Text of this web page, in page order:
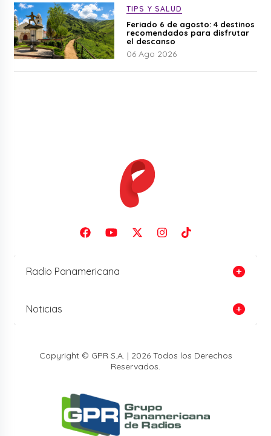
TIPS Y SALUD
Feriado 6 de agosto: 4 destinos
recomendados para disfrutar
el descanso
06 Ago 2026
Radio Panamericana
Noticias
Copyright © GPR S.A. | 2026 Todos los Derechos
Reservados.